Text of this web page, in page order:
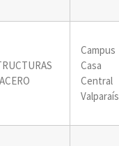
Campus
Casa
Central